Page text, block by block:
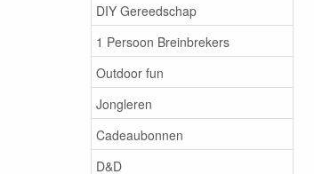
DIY Gereedschap
1 Persoon Breinbrekers
Outdoor fun
Jongleren
Cadeaubonnen
D&D